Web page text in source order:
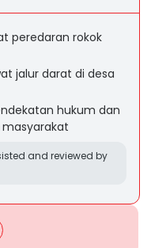
peredaran rokok
jalur darat di desa
hukum dan
and reviewed by